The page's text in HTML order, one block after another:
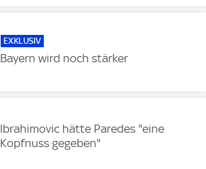
EXKLUSIV
Bayern wird noch stärker
Ibrahimovic hätte Paredes "eine
Kopfnuss gegeben"